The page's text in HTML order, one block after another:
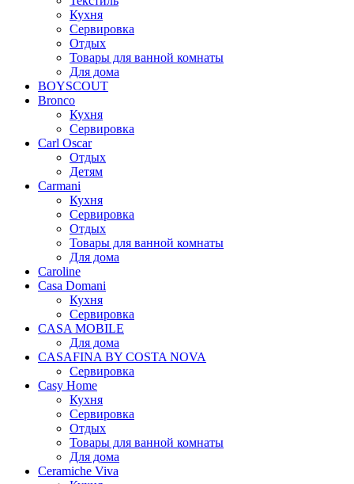
Кухня
Сервировка
Отдых
Товары для ванной комнаты
Для дома
BOYSCOUT
Bronco
Кухня
Сервировка
Carl Oscar
Отдых
Детям
Carmani
Кухня
Сервировка
Отдых
Товары для ванной комнаты
Для дома
Caroline
Casa Domani
Кухня
Сервировка
CASA MOBILE
Для дома
CASAFINA BY COSTA NOVA
Сервировка
Casy Home
Кухня
Сервировка
Отдых
Товары для ванной комнаты
Для дома
Ceramiche Viva